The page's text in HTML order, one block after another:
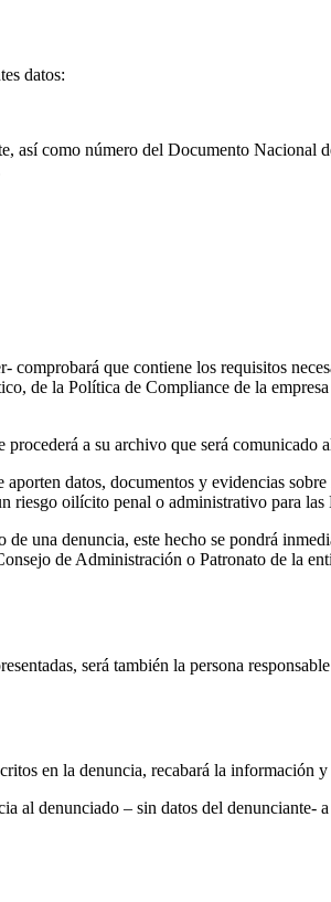
datos:
así como número del Documento Nacional
que contiene los requisitos
de la Política de Compliance de la
a su archivo que será comunicado
datos, documentos y evidencias
oilícito penal o administrativo para
denuncia, este hecho se pondrá
de Administración o Patronato de la
será también la persona
en la denuncia, recabará la información y
denunciado – sin datos del denunciante-